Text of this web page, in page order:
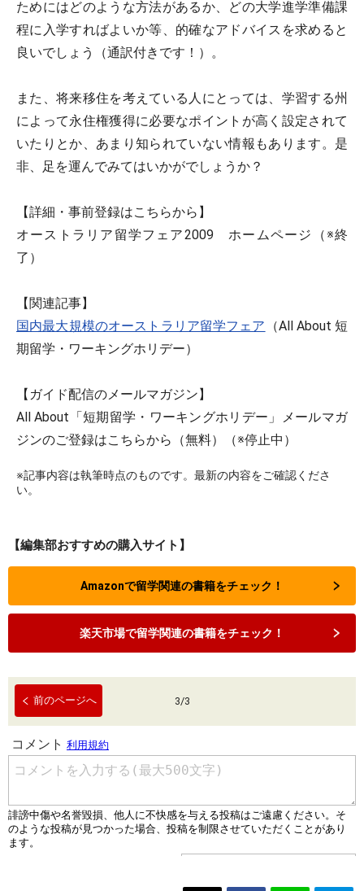
ためにはどのような方法があるか、どの大学進学準備課
程に入学すればよいか等、的確なアドバイスを求めると
良いでしょう（通訳付きです！）。
また、将来移住を考えている人にとっては、学習する州
によって永住権獲得に必要なポイントが高く設定されて
いたりとか、あまり知られていない情報もあります。是
非、足を運んでみてはいかがでしょうか？
【詳細・事前登録はこちらから】
オーストラリア留学フェア2009 ホームページ（※終
了）
【関連記事】
国内最大規模のオーストラリア留学フェア （All About 短
期留学・ワーキングホリデー）
【ガイド配信のメールマガジン】
All About「短期留学・ワーキングホリデー」メールマガ
ジンのご登録はこちらから（無料）（※停止中）
※記事内容は執筆時点のものです。最新の内容をご確認くださ
い。
【編集部おすすめの購入サイト】
Amazonで留学関連の書籍をチェック！
楽天市場で留学関連の書籍をチェック！
前のページへ 3/3